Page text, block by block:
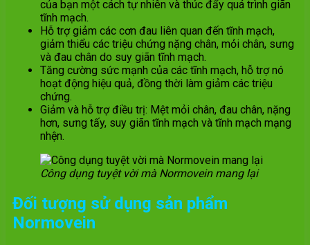
của bạn một cách tự nhiên và thúc đẩy quá trình giãn
tĩnh mạch.
Hỗ trợ giảm các cơn đau liên quan đến tĩnh mạch,
giảm thiểu các triệu chứng nặng chân, mỏi chân, sưng
và đau chân do suy giãn tĩnh mạch.
Tăng cường sức mạnh của các tĩnh mạch, hỗ trợ nó
hoạt động hiệu quả, đồng thời làm giảm các triệu
chứng.
Giảm và hỗ trợ điều trị: Mệt mỏi chân, đau chân, nặng
hơn, sưng tấy, suy giãn tĩnh mạch và tĩnh mạch mạng
nhện.
Công dụng tuyệt vời mà Normovein mang lại
Đối tượng sử dụng sản phẩm
Normovein